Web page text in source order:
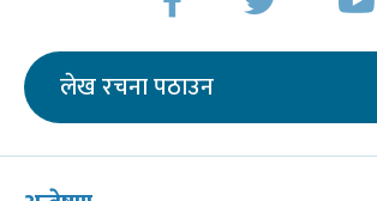
लेख रचना पठाउन